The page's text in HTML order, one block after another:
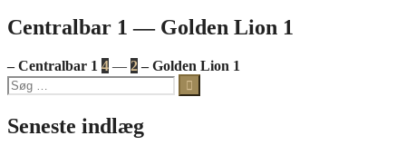
Centralbar 1 — Golden Lion 1
– Centralbar 1 4 — 2 – Golden Lion 1
Søg
efter:
Seneste indlæg